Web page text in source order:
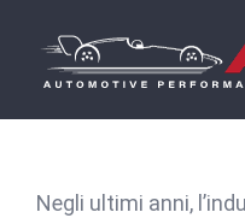
content
Negli ultimi anni,